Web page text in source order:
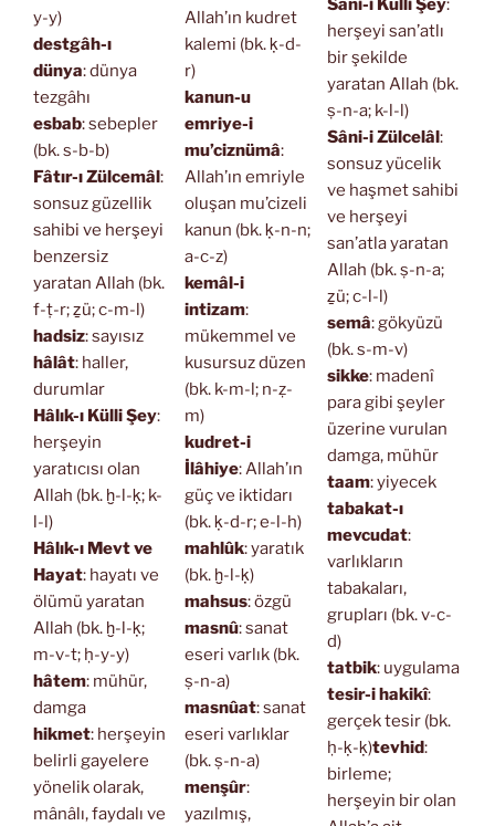
y-y)
destgâh-ı
dünya: dünya
tezgâhı
esbab: sebepler
(bk. s-b-b)
Fâtır-ı Zülcemâl :
sonsuz güzellik
sahibi ve herşeyi
benzersiz
yaratan Allah (bk.
f-ṭ-r; ẕü; c-m-l)
hadsiz: sayısız
hâlât: haller,
durumlar
Hâlık-ı Külli Şey:
herşeyin
yaratıcısı olan
Allah (bk. ḫ-l-ḳ; k-
l-l)
Hâlık-ı Mevt ve
Hayat: hayatı ve
ölümü yaratan
Allah (bk. ḫ-l-ḳ;
m-v-t; ḥ-y-y)
hâtem: mühür,
damga
hikmet: herşeyin
belirli gayelere
yönelik olarak,
mânâlı, faydalı ve
Allah’ın kudret
kalemi (bk. ḳ-d-
r)
kanun-u
emriye-i
mu’ciznümâ:
Allah’ın emriyle
oluşan mu’cizeli
kanun (bk. ḳ-n-n;
a-c-z)
kemâl-i
intizam:
mükemmel ve
kusursuz düzen
(bk. k-m-l; n-ẓ-
m)
kudret-i
İlâhiye: Allah’ın
güç ve iktidarı
(bk. ḳ-d-r; e-l-h)
mahlûk: yaratık
(bk. ḫ-l-ḳ)
mahsus: özgü
masnû: sanat
eseri varlık (bk.
ṣ-n-a)
masnûat: sanat
eseri varlıklar
(bk. ṣ-n-a)
menşûr:
yazılmış,
Sâni-i Külli Şey:
herşeyi san’atlı
bir şekilde
yaratan Allah (bk.
ṣ-n-a; k-l-l)
Sâni-i Zülcelâl :
sonsuz yücelik
ve haşmet sahibi
ve herşeyi
san’atla yaratan
Allah (bk. ṣ-n-a;
ẕü; c-l-l)
semâ: gökyüzü
(bk. s-m-v)
sikke: madenî
para gibi şeyler
üzerine vurulan
damga, mühür
taam: yiyecek
tabakat-ı
mevcudat:
varlıkların
tabakaları,
grupları (bk. v-c-
d)
tatbik: uygulama
tesir-i hakikî:
gerçek tesir (bk.
ḥ-ḳ-ḳ)tevhid:
birleme;
herşeyin bir olan